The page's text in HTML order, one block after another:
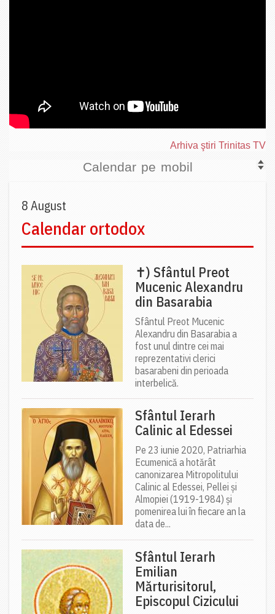
Arhiva ştiri Trinitas TV
Calendar pe mobil
8 August
Calendar ortodox
✝) Sfântul Preot
Mucenic Alexandru
din Basarabia
Sfântul Preot Mucenic
Alexandru din Basarabia a
fost unul dintre cei mai
reprezentativi clerici
basarabeni din perioada
interbelică.
Sfântul Ierarh
Calinic al Edessei
Pe 23 iunie 2020, Patriarhia
Ecumenică a hotărât
canonizarea Mitropolitului
Calinic al Edessei, Pellei și
Almopiei (1919-1984) și
pomenirea lui în fiecare an la
data de...
Sfântul Ierarh
Emilian
Mărturisitorul,
Episcopul Cizicului